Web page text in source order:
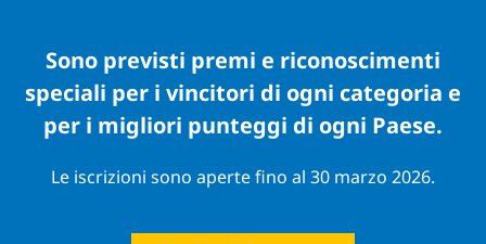
Sono previsti premi e riconoscimenti
speciali per i vincitori di ogni categoria e
per i migliori punteggi di ogni Paese.
Le iscrizioni sono aperte fino al 30 marzo 2026.